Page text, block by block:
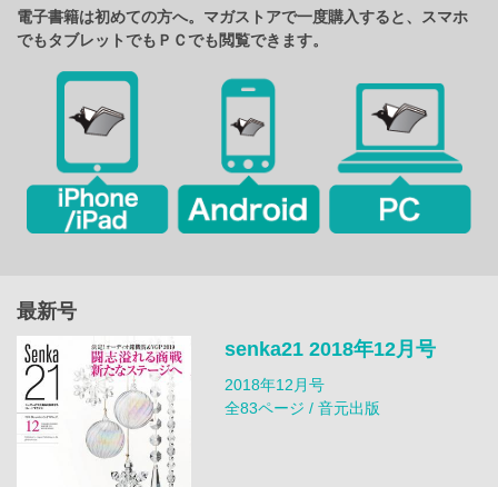
電子書籍は初めての方へ。マガストアで一度購入すると、スマホ
でもタブレットでもＰＣでも閲覧できます。
最新号
senka21 2018年12月号
2018年12月号
全83ページ / 音元出版